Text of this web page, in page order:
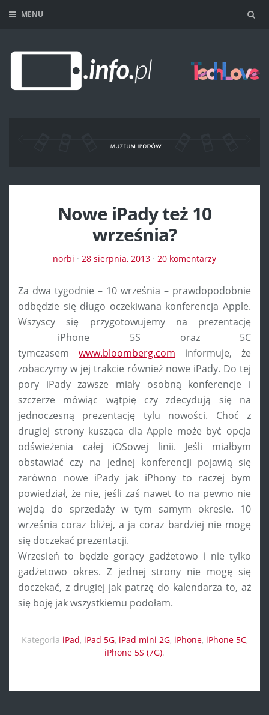
MENU
Nowe iPady też 10
września?
norbi · 28 sierpnia, 2013 · 20 komentarzy
Za dwa tygodnie – 10 września – prawdopodobnie
odbędzie się długo oczekiwana konferencja Apple.
Wszyscy się przygotowujemy na prezentację
iPhone 5S oraz 5C
tymczasem www.bloomberg.com informuje, że
zobaczymy w jej trakcie również nowe iPady. Do tej
pory iPady zawsze miały osobną konferencje i
szczerze mówiąc wątpię czy zdecydują się na
jednoczesną prezentację tylu nowości. Choć z
drugiej strony kusząca dla Apple może być opcja
odświeżenia całej iOSowej linii. Jeśli miałbym
obstawiać czy na jednej konferencji pojawią się
zarówno nowe iPady jak iPhony to raczej bym
powiedział, że nie, jeśli zaś nawet to na pewno nie
wejdą do sprzedaży w tym samym okresie. 10
września coraz bliżej, a ja coraz bardziej nie mogę
się doczekać prezentacji.
Wrzesień to będzie gorący gadżetowo i nie tylko
gadżetowo okres. Z jednej strony nie mogę się
doczekać, z drugiej jak patrzę do kalendarza to, aż
się boję jak wszystkiemu podołam.
Kategoria iPad, iPad 5G, iPad mini 2G, iPhone, iPhone 5C,
iPhone 5S (7G).